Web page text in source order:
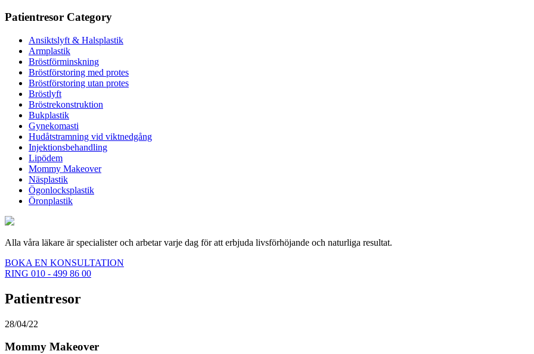
Patientresor Category
Ansiktslyft & Halsplastik
Armplastik
Bröstförminskning
Bröstförstoring med protes
Bröstförstoring utan protes
Bröstlyft
Bröstrekonstruktion
Bukplastik
Gynekomasti
Hudåtstramning vid viktnedgång
Injektionsbehandling
Lipödem
Mommy Makeover
Näsplastik
Ögonlocksplastik
Öronplastik
Alla våra läkare är specialister och arbetar varje dag för att erbjuda livsförhöjande och naturliga resultat.
BOKA EN KONSULTATION
RING 010 - 499 86 00
Patientresor
28/04/22
Mommy Makeover